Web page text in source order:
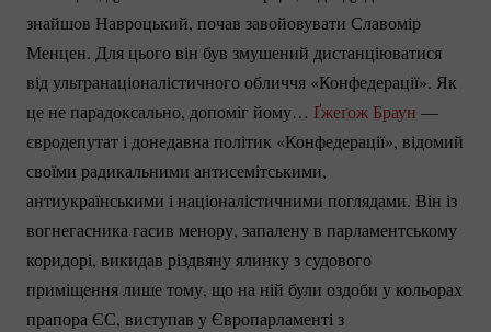
знайшов Навроцький, почав завойовувати Славомір
Менцен. Для цього він був змушений дистанціюватися
від ультранаціоналістичного обличчя «Конфедерації». Як
це не парадоксально, допоміг йому… Ґжеґож Браун —
євродепутат і донедавна політик «Конфедерації», відомий
своїми радикальними антисемітськими,
антиукраїнськими і націоналістичними поглядами. Він із
вогнегасника гасив менору, запалену в парламентському
коридорі, викидав різдвяну ялинку з судового
приміщення лише тому, що на ній були оздоби у кольорах
прапора ЄС, виступав у Європарламенті з